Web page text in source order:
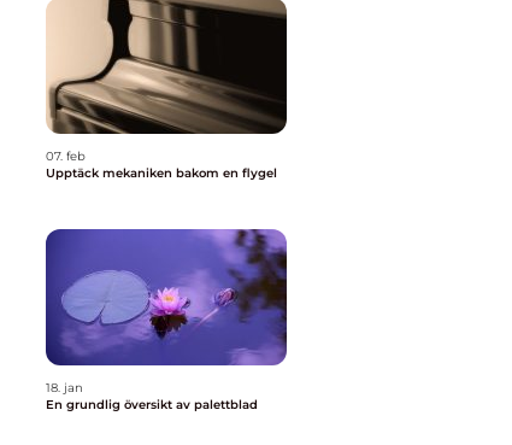
07. feb
Upptäck mekaniken bakom en flygel
18. jan
En grundlig översikt av palettblad